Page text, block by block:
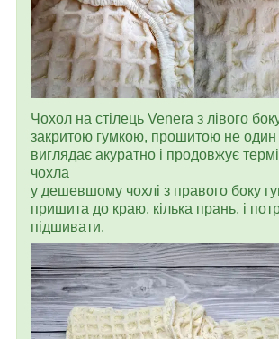
Чохол на стілець Venera з лівого
закритою гумкою, прошитою не один
виглядає акуратно і продовжує
чохла
у дешевшому чохлі з правого боку
пришита до краю, кілька прань, і
підшивати.